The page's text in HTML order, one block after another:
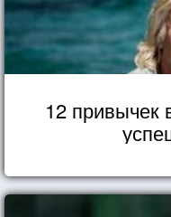
12 привычек